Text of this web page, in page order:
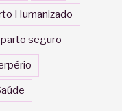
Humanizado
parto seguro